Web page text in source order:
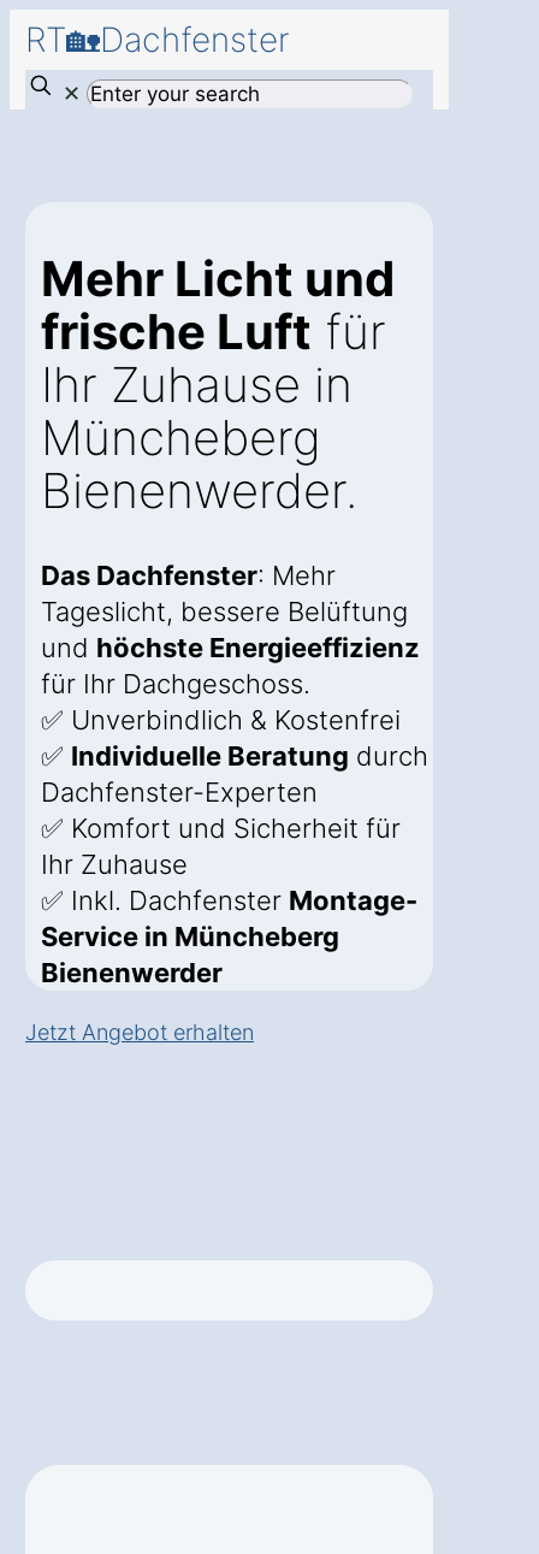
RT🏡Dachfenster
✕
Mehr Licht und
frische Luft für
Ihr Zuhause in
Müncheberg
Bienenwerder.
Das Dachfenster: Mehr
Tageslicht, bessere Belüftung
und höchste Energieeffizienz
für Ihr Dachgeschoss.
✅ Unverbindlich & Kostenfrei
✅ Individuelle Beratung durch
Dachfenster-Experten
✅ Komfort und Sicherheit für
Ihr Zuhause
✅ Inkl. Dachfenster Montage-
Service in Müncheberg
Bienenwerder
Jetzt Angebot erhalten